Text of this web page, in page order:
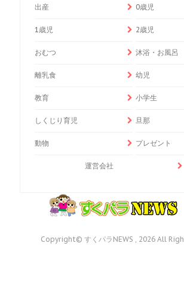
出産 0歳児
1歳児 2歳児
おむつ 沐浴・お風呂
離乳食 幼児
教育 小学生
しくじり育児 旦那
動物 プレゼント
運営会社
Copyright© すくパラNEWS , 2026 All